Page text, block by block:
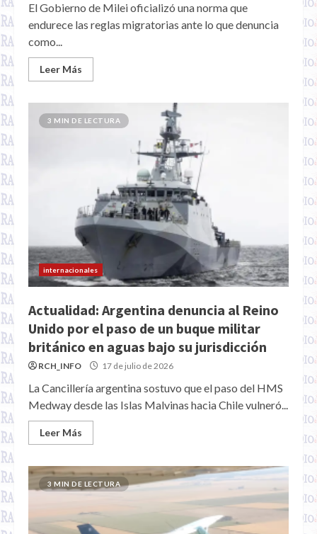
El Gobierno de Milei oficializó una norma que
endurece las reglas migratorias ante lo que denuncia
como...
Leer Más
3 MIN DE LECTURA
internacionales
Actualidad: Argentina denuncia al Reino
Unido por el paso de un buque militar
británico en aguas bajo su jurisdicción
RCH_INFO 17 de julio de 2026
La Cancillería argentina sostuvo que el paso del HMS
Medway desde las Islas Malvinas hacia Chile vulneró...
Leer Más
3 MIN DE LECTURA